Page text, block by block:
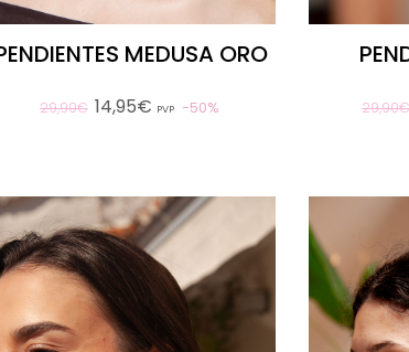
MEDUSA ORO
29,90€ 14,95€ PVP 50% 29,90€